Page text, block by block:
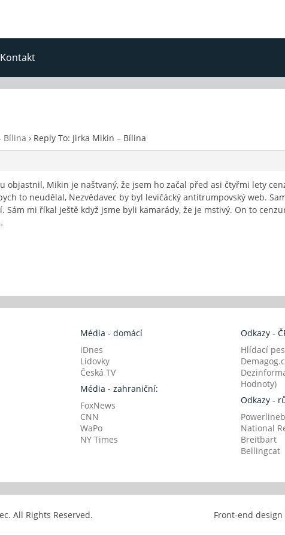
Kontakt
Bílina › Reply To: Jirka Mikin – Bílina
objastnil, Mikin je naštvaný, že jsem ho začal před asi čtyřmi lety
to neudělal, Nezvědavec by byl levičácký antitrumpovský web.
Sám mi říkal ještě když jsme byli kamarády, že je mstivý. On to
Média - domácí
iDnes
Lidovky
Česká TV
Média - zahraniční:
FoxNews
CNN
WaPo
NY Times
Odkazy -
Hlídací pes
Hodnoty)
Odkazy -
National
Breitbart
Bellingcat
All Rights Reserved. Front-end